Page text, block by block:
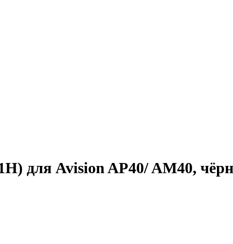
для Avision AP40/ AM40,